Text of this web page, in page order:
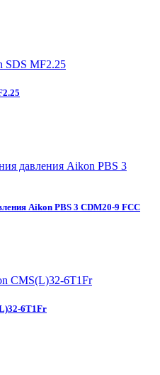
Aikon PBS 3 CDM20-9 FCC
6T1Fr